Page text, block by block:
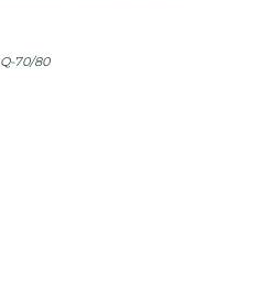
Q-70/80